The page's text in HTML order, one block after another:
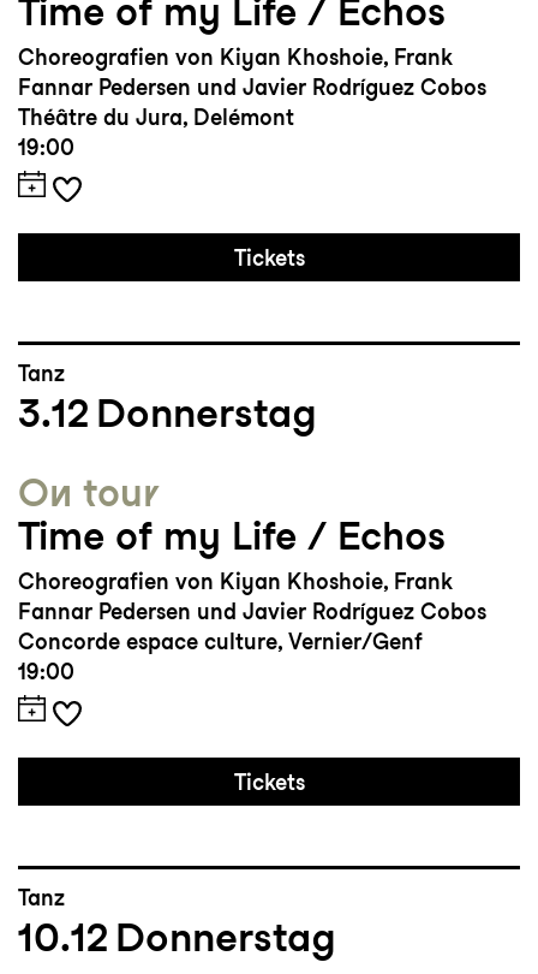
Time of my Life / Echos
Choreografien von Kiyan Khoshoie, Frank
Fannar Pedersen und Javier Rodríguez Cobos
Théâtre du Jura, Delémont
19:00
Tickets
Tanz
3.12 Donnerstag
On tour
Time of my Life / Echos
Choreografien von Kiyan Khoshoie, Frank
Fannar Pedersen und Javier Rodríguez Cobos
Concorde espace culture, Vernier/Genf
19:00
Tickets
Tanz
10.12 Donnerstag